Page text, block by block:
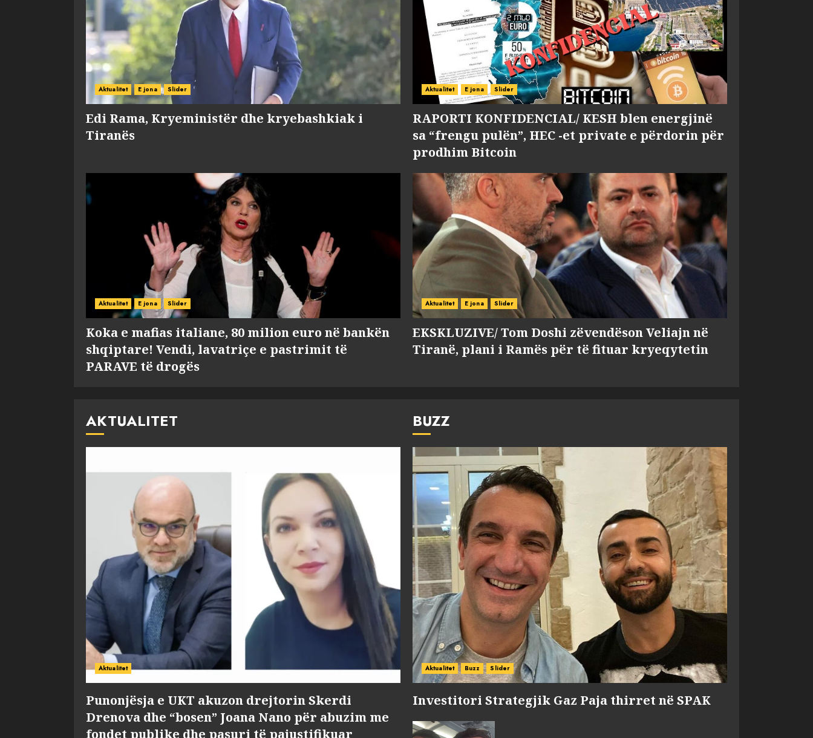
Aktualitet E jona Slider
Edi Rama, Kryeministër dhe kryebashkiak i
Tiranës
Aktualitet E jona Slider
RAPORTI KONFIDENCIAL/ KESH blen energjinë
sa “frengu pulën”, HEC -et private e përdorin për
prodhim Bitcoin
Aktualitet E jona Slider
Koka e mafias italiane, 80 milion euro në bankën
shqiptare! Vendi, lavatriçe e pastrimit të
PARAVE të drogës
Aktualitet E jona Slider
EKSKLUZIVE/ Tom Doshi zëvendëson Veliajn në
Tiranë, plani i Ramës për të fituar kryeqytetin
AKTUALITET
Aktualitet
Punonjësja e UKT akuzon drejtorin Skerdi
Drenova dhe “bosen” Joana Nano për abuzim me
fondet publike dhe pasuri të pajustifikuar
BUZZ
Aktualitet Buzz Slider
Investitori Strategjik Gaz Paja thirret në SPAK